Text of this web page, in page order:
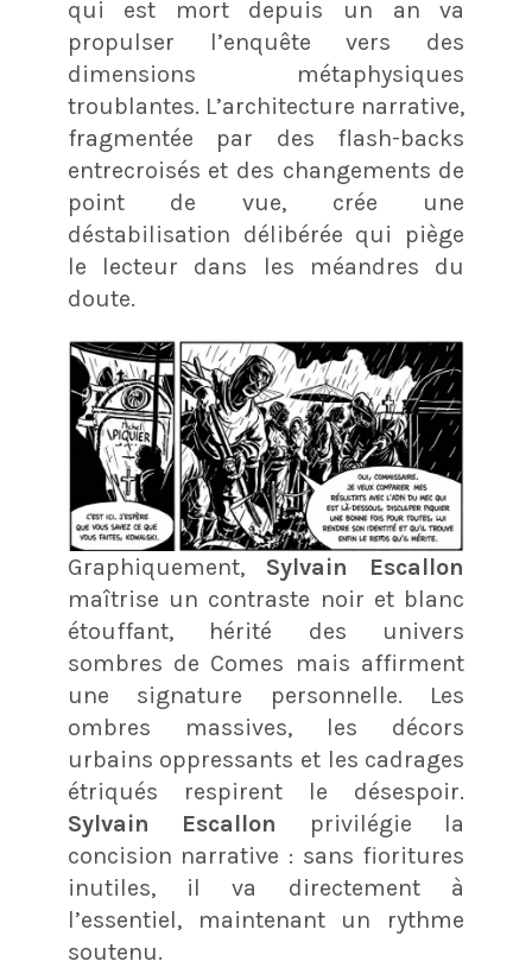
qui est mort depuis un an va
propulser l’enquête vers des
dimensions métaphysiques
troublantes. L’architecture narrative,
fragmentée par des flash-backs
entrecroisés et des changements de
point de vue, crée une
déstabilisation délibérée qui piège
le lecteur dans les méandres du
doute.
Graphiquement, Sylvain Escallon
maîtrise un contraste noir et blanc
étouffant, hérité des univers
sombres de Comes mais affirment
une signature personnelle. Les
ombres massives, les décors
urbains oppressants et les cadrages
étriqués respirent le désespoir.
Sylvain Escallon privilégie la
concision narrative : sans fioritures
inutiles, il va directement à
l’essentiel, maintenant un rythme
soutenu.